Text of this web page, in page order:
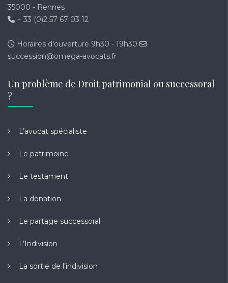
35000 - Rennes
+ 33 (0)2 57 67 03 12
Horaires d'ouverture 9h30 - 19h30
succession@omega-avocats.fr
Un problème de Droit patrimonial ou successoral
?
L’avocat spécialiste
Le patrimoine
Le testament
La donation
Le partage successoral
L’Indivision
La sortie de l’indivision